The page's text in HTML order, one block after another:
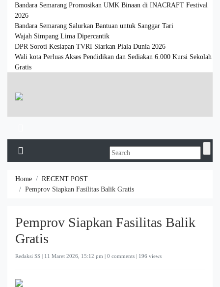
Bandara Semarang Promosikan UMK Binaan di INACRAFT Festival
2026
Bandara Semarang Salurkan Bantuan untuk Sanggar Tari
Wajah Simpang Lima Dipercantik
DPR Soroti Kesiapan TVRI Siarkan Piala Dunia 2026
Wali kota Perluas Akses Pendidikan dan Sediakan 6.000 Kursi Sekolah
Gratis
Home
RECENT POST
Pemprov Siapkan Fasilitas Balik Gratis
Pemprov Siapkan Fasilitas Balik
Gratis
Redaksi SS | 11 Maret 2026, 15:12 pm | 0 comments | 196 views